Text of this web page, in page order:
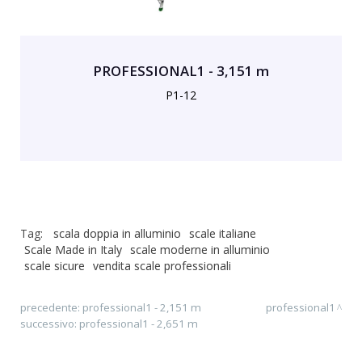
PROFESSIONAL1 - 3,151 m
P1-12
Tag: scala doppia in alluminio scale italiane
Scale Made in Italy scale moderne in alluminio
scale sicure vendita scale professionali
precedente: professional1 - 2,151 m
successivo: professional1 - 2,651 m
professional1